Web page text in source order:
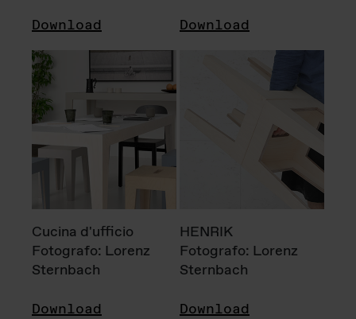
Download Download
Cucina d'ufficio
Fotografo: Lorenz
Sternbach
Download
HENRIK
Fotografo: Lorenz
Sternbach
Download